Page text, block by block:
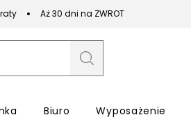
Aż 30 dni na ZWROT
Biuro Wyposażenie